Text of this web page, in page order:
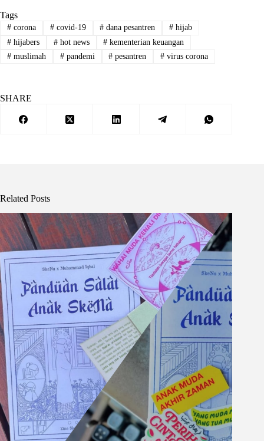
Tags
#corona #covid-19 # dana pesantren # hijab
#hijabers #hot news # kementerian keuangan
#muslimah #pandemi # pesantren # virus corona
SHARE
Related Posts